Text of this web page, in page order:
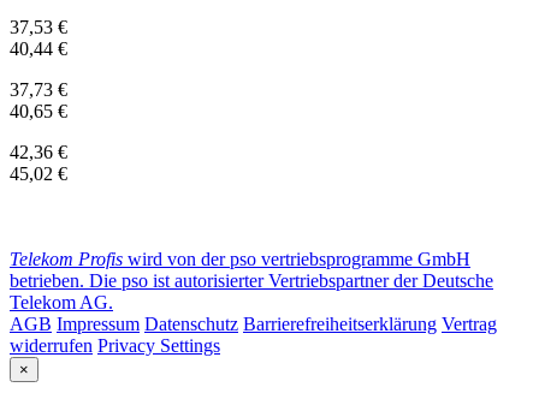
37,53 €
40,44 €
37,73 €
40,65 €
42,36 €
45,02 €
Telekom Profis wird von der pso vertriebsprogramme GmbH
betrieben. Die pso ist autorisierter Vertriebspartner der Deutsche
Telekom AG.
AGB Impressum Datenschutz Barrierefreiheitserklärung Vertrag
widerrufen Privacy Settings
×